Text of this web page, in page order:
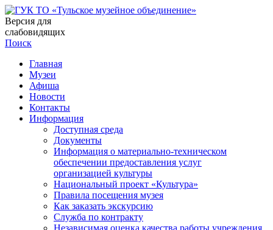
Версия для
слабовидящих
Поиск
Главная
Музеи
Афиша
Новости
Контакты
Информация
Доступная среда
Документы
Информация о материально-техническом
обеспечении предоставления услуг
организацией культуры
Национальный проект «Культура»
Правила посещения музея
Как заказать экскурсию
Служба по контракту
Независимая оценка качества работы учреждения